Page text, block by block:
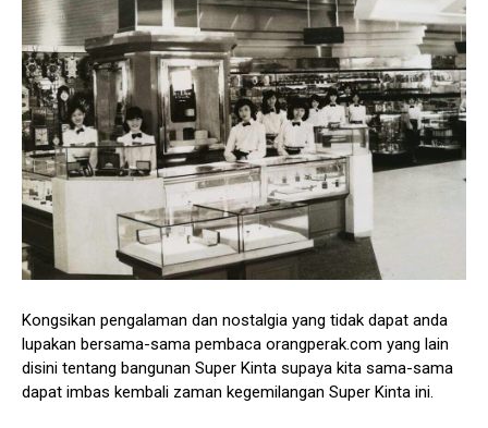
Kongsikan pengalaman dan nostalgia yang tidak dapat anda
lupakan bersama-sama pembaca orangperak.com yang lain
disini tentang bangunan Super Kinta supaya kita sama-sama
dapat imbas kembali zaman kegemilangan Super Kinta ini.